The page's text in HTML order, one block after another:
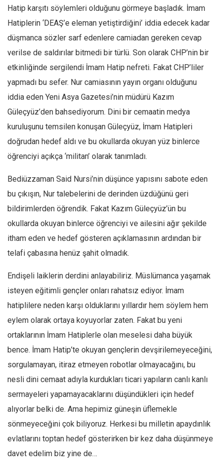
Hatip karşıtı söylemleri olduğunu görmeye başladık. İmam
Hatiplerin ‘DEAŞ’e eleman yetiştirdiğini’ iddia edecek kadar
düşmanca sözler sarf edenlere camiadan gereken cevap
verilse de saldırılar bitmedi bir türlü. Son olarak CHP’nin bir
etkinliğinde sergilendi İmam Hatip nefreti. Fakat CHP’liler
yapmadı bu sefer. Nur camiasının yayın organı olduğunu
iddia eden Yeni Asya Gazetesi’nin müdürü Kazım
Güleçyüz’den bahsediyorum. Dini bir cemaatin medya
kuruluşunu temsilen konuşan Güleçyüz, İmam Hatipleri
doğrudan hedef aldı ve bu okullarda okuyan yüz binlerce
öğrenciyi açıkça ‘militan’ olarak tanımladı.
Bediüzzaman Said Nursi’nin düşünce yapısını sabote eden
bu çıkışın, Nur talebelerini de derinden üzdüğünü geri
bildirimlerden öğrendik. Fakat Kazım Güleçyüz’ün bu
okullarda okuyan binlerce öğrenciyi ve ailesini ağır şekilde
itham eden ve hedef gösteren açıklamasının ardından bir
telafi çabasına henüz şahit olmadık.
Endişeli laiklerin derdini anlayabiliriz. Müslümanca yaşamak
isteyen eğitimli gençler onları rahatsız ediyor. İmam
hatiplilere neden karşı olduklarını yıllardır hem söylem hem
eylem olarak ortaya koyuyorlar zaten. Fakat bu yeni
ortaklarının İmam Hatiplerle olan meselesi daha büyük
bence. İmam Hatip’te okuyan gençlerin devşirilemeyeceğini,
sorgulamayan, itiraz etmeyen robotlar olmayacağını, bu
nesli dini cemaat adıyla kurdukları ticari yapıların canlı kanlı
sermayeleri yapamayacaklarını düşündükleri için hedef
alıyorlar belki de. Ama hepimiz güneşin üflemekle
sönmeyeceğini çok biliyoruz. Herkesi bu milletin apaydınlık
evlatlarını toptan hedef gösterirken bir kez daha düşünmeye
davet edelim biz yine de…